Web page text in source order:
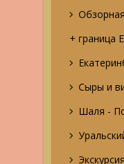
+ граница
Сыры и
Шаля -